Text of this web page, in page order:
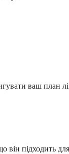
ваш план
він підходить